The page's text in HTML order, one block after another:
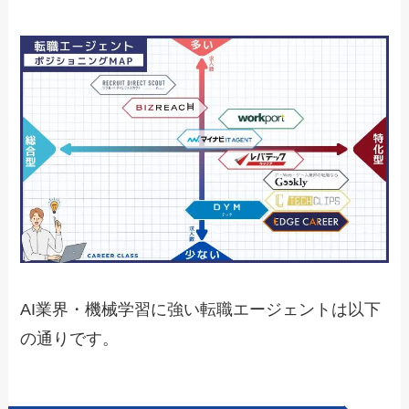
AI業界・機械学習に強い転職エージェントは以下
の通りです。